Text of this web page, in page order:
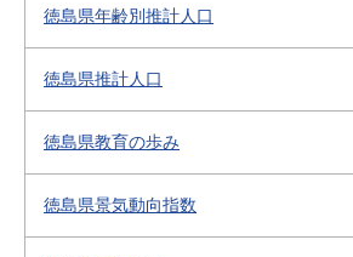
徳島県年齢別推計人口
徳島県推計人口
徳島県教育の歩み
徳島県景気動向指数